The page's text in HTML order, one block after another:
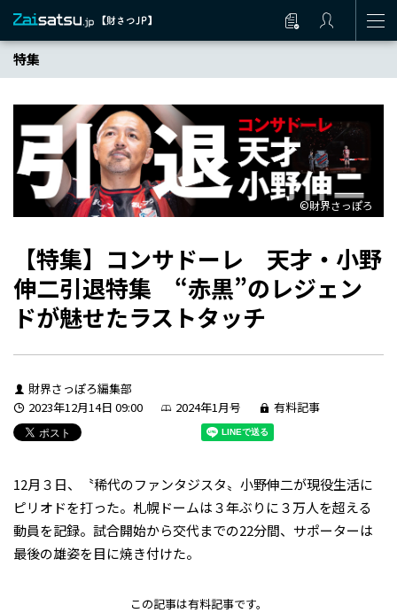
特集
©財界さっぽろ
【特集】コンサドーレ 天才・小野
伸二引退特集 “赤黒”のレジェン
ドが魅せたラストタッチ
財界さっぽろ編集部
2023年12月14日 09:00
2024年1月号 有料記事
12月３日、〝稀代のファンタジスタ〟小野伸二が現役生活に
ピリオドを打った。札幌ドームは３年ぶりに３万人を超える
動員を記録。試合開始から交代までの22分間、サポーターは
最後の雄姿を目に焼き付けた。
この記事は有料記事です。